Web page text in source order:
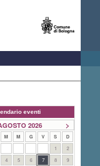
eventi
>
2026
M M G V S
D
1
2
4 5 6 7 8
9